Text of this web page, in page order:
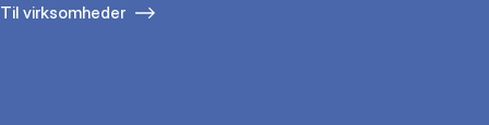
Til virksomheder